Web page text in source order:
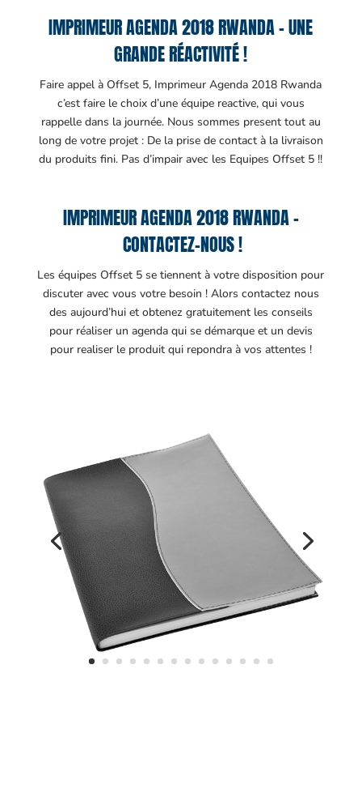
IMPRIMEUR AGENDA 2018 RWANDA – UNE
GRANDE RÉACTIVITÉ !
Faire appel à Offset 5, Imprimeur Agenda 2018 Rwanda
c’est faire le choix d’une équipe reactive, qui vous
rappelle dans la journée. Nous sommes present tout au
long de votre projet : De la prise de contact à la livraison
du produits fini. Pas d’impair avec les Equipes Offset 5 !!
IMPRIMEUR AGENDA 2018 RWANDA –
CONTACTEZ-NOUS !
Les équipes Offset 5 se tiennent à votre disposition pour
discuter avec vous votre besoin ! Alors contactez nous
des aujourd’hui et obtenez gratuitement les conseils
pour réaliser un agenda qui se démarque et un devis
pour realiser le produit qui repondra à vos attentes !